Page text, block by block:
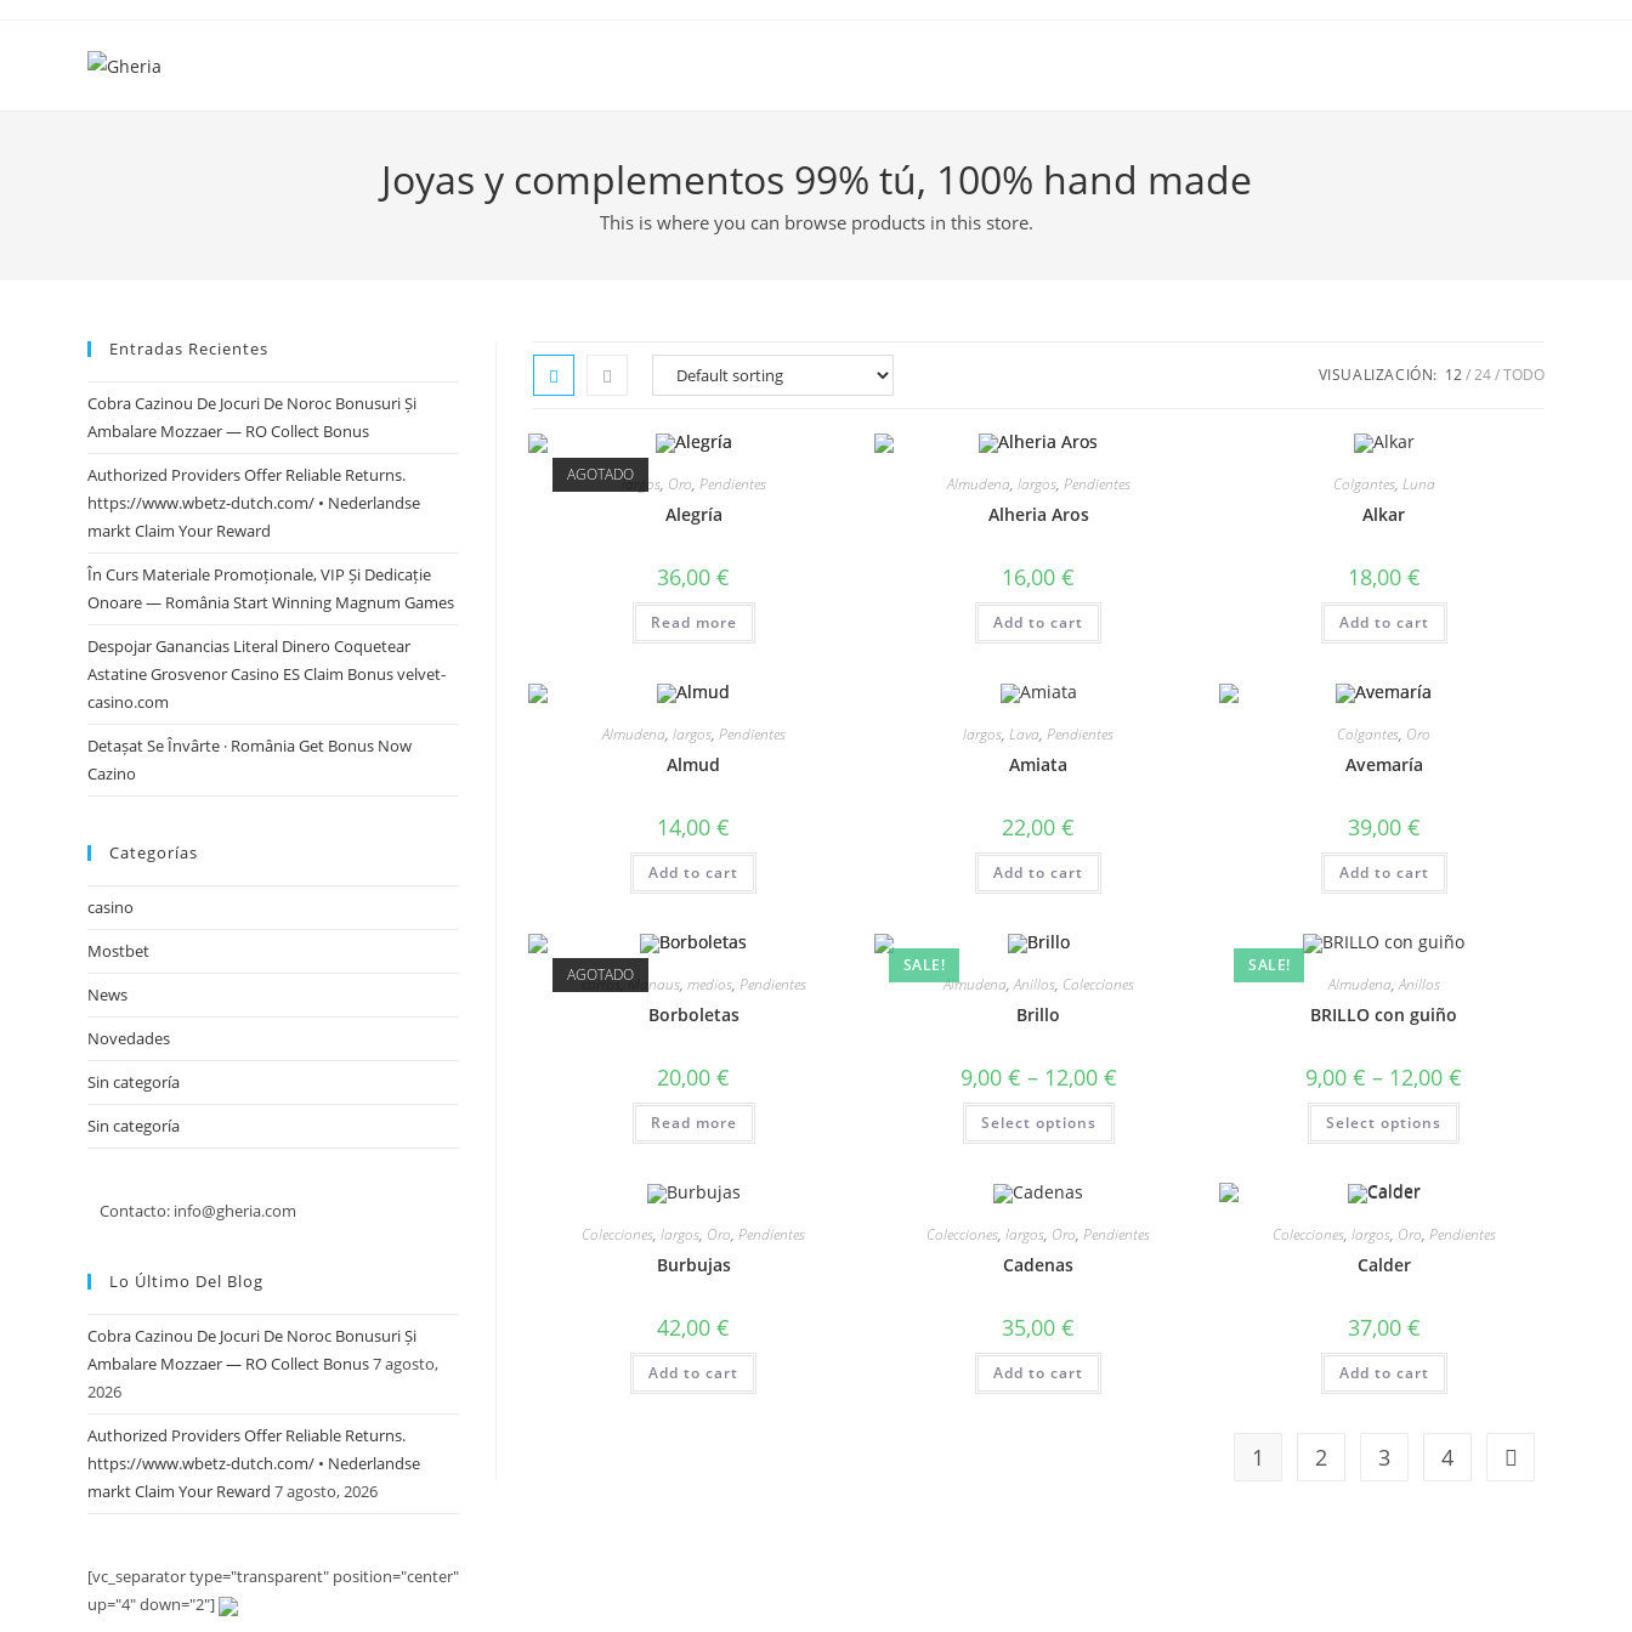
Joyas y complementos 99% tú, 100% hand made
This is where you can browse products in this store.
VISUALIZACIÓN: 12 24 TODO
AGOTADOlargos, Oro, Pendientes
Alegría
36,00€
Read more
Almudena, largos, Pendientes
Alheria Aros
16,00€
Add to cart
Colgantes, Luna
Alkar
18,00 €
Add to cart
Almudena, largos, Pendientes
Almud
14,00€
Add to cart
largos,Lava,Pendientes
Amiata
22,00€
Add to cart
Colgantes, Oro
Avemaría
39,00 €
Add to cart
AGOTADO
cortos,Manaus, medios, Pendientes
Borboletas
20,00€
Read more
SALE!
Almudena,Anillos, Colecciones
Brillo
9,00 € – 12,00 €
Select options
SALE!
Almudena,Anillos
BRILLO con guiño
9,00€ – 12,00€
Select options
Colecciones,largos, Oro,Pendientes
Burbujas
42,00€
Add to cart
Colecciones,largos, Oro,Pendientes
Cadenas
35,00€
Add to cart
Colecciones, largos, Oro, Pendientes
Calder
37,00 €
Add to cart
1 2 3 4
Entradas Recientes
Cobra Cazinou De Jocuri De Noroc Bonusuri Și
Ambalare Mozzaer — RO Collect Bonus
Authorized Providers Offer Reliable Returns.
https://www.wbetz-dutch.com/ • Nederlandse
markt Claim Your Reward
În Curs Materiale Promoționale, VIP Și Dedicație
Onoare — România Start Winning Magnum Games
Despojar Ganancias Literal Dinero Coquetear
Astatine Grosvenor Casino ES Claim Bonus velvet-
casino.com
Detașat Se Învârte · România Get Bonus Now
Cazino
Categorías
casino
Mostbet
News
Novedades
Sin categoría
Sin categoría
Contacto: info@gheria.com
Lo Último Del Blog
Cobra Cazinou De Jocuri De Noroc Bonusuri Și
Ambalare Mozzaer — RO Collect Bonus7 agosto,
2026
Authorized Providers Offer Reliable Returns.
https://www.wbetz-dutch.com/ • Nederlandse
markt Claim Your Reward 7 agosto, 2026
[vc_separator type="transparent" position="center"
up="4" down="2"]